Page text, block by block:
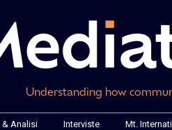
Understanding how
Analisi Interviste Mt.